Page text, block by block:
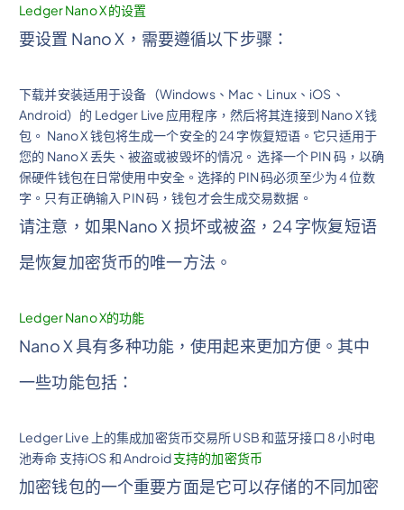
Ledger Nano X 的设置
要设置 Nano X，需要遵循以下步骤：
下载并安装适用于设备（Windows、Mac、Linux、iOS、
Android）的 Ledger Live 应用程序，然后将其连接到 Nano X 钱
包。 Nano X 钱包将生成一个安全的 24 字恢复短语。它只适用于
您的 Nano X 丢失、被盗或被毁坏的情况。 选择一个 PIN 码，以确
保硬件钱包在日常使用中安全。选择的 PIN 码必须至少为 4 位数
字。只有正确输入 PIN 码，钱包才会生成交易数据。
请注意，如果Nano X 损坏或被盗，24 字恢复短语
是恢复加密货币的唯一方法。
Ledger Nano X的功能
Nano X 具有多种功能，使用起来更加方便。其中
一些功能包括：
Ledger Live 上的集成加密货币交易所 USB 和蓝牙接口 8 小时电
池寿命 支持iOS 和 Android支持的加密货币
加密钱包的一个重要方面是它可以存储的不同加密